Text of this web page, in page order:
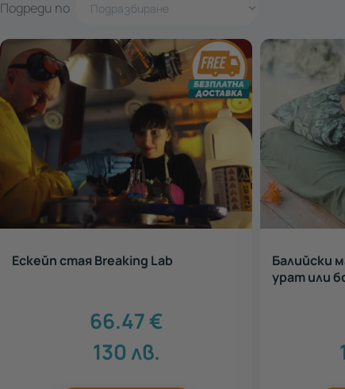
Подреди по
Ескейп стая Breaking Lab
66.47€
130лв.
Балийски
урат или